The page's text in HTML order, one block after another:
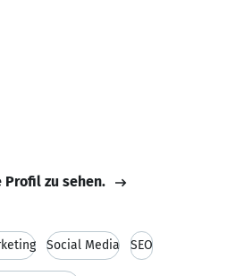
Profil zu sehen.
Social Media SEO